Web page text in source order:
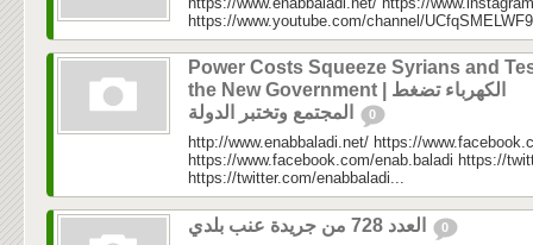
https://www.youtube.com/channel/
Power Costs Squeeze Syrians and
the New Government | الكهرباء تضغط
0
http://www.enabbaladi.net/ https://
https://www.facebook.com/enab.baladi https://
https://twitter.com/enabbaladi...
0